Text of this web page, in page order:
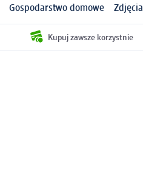
Gospodarstwo domowe Zdjęcia
Kupuj zawsze korzystnie